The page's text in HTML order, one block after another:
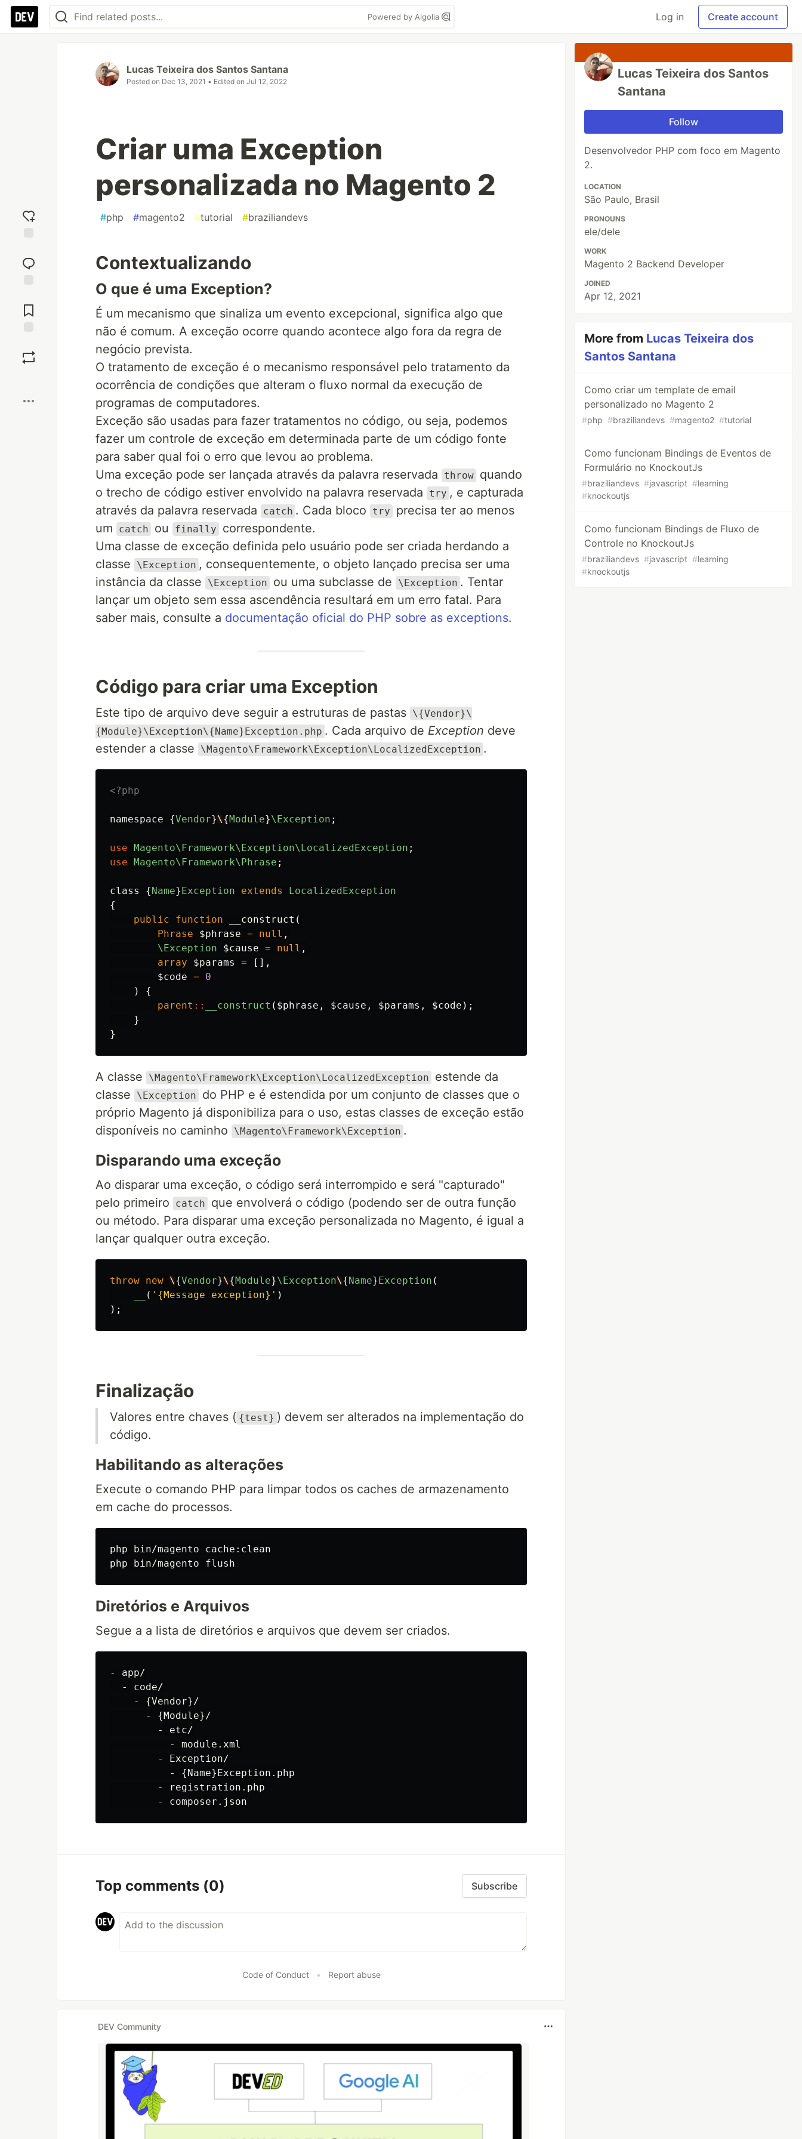
Powered by Algolia Log in Create account
reaction
Comments
Lucas Teixeira dos Santos Santana
Posted on Dec 13, 2021 • Edited on Jul 12, 2022
Criar uma Exception
personalizada no Magento 2
#php #magento2 #tutorial #braziliandevs
Contextualizando
O que é uma Exception?
É um mecanismo que sinaliza um evento excepcional, significa algo que
não é comum. A exceção ocorre quando acontece algo fora da regra de
negócio prevista.
O tratamento de exceção é o mecanismo responsável pelo tratamento da
ocorrência de condições que alteram o fluxo normal da execução de
programas de computadores.
Exceção são usadas para fazer tratamentos no código, ou seja, podemos
fazer um controle de exceção em determinada parte de um código fonte
para saber qual foi o erro que levou ao problema.
Uma exceção pode ser lançada através da palavra reservada
throw quando
o trecho de código estiver envolvido na palavra reservada
try , e capturada
através da palavra reservada
catch . Cada bloco try
precisa ter ao menos
um
catch ou finally
correspondente.
Uma classe de exceção definida pelo usuário pode ser criada herdando a
classe
\Exception , consequentemente, o objeto lançado precisa ser uma
instância da classe
\Exception ou uma subclasse de \Exception . Tentar
lançar um objeto sem essa ascendência resultará em um erro fatal. Para
saber mais, consulte a documentação oficial do PHP sobre as exceptions.
Código para criar uma Exception
Este tipo de arquivo deve seguir a estruturas de pastas \{Vendor}\
{Module}\Exception\{Name}Exception.php . Cada arquivo de Exception deve
estender a classe
\Magento\Framework\Exception\LocalizedException .
<?php
namespace {Vendor}\{Module}\Exception ;
use Magento\Framework\Exception\LocalizedException ;
use Magento\Framework\Phrase ;
class {Name}Exception extends
LocalizedException
{
public
function __construct (
Phrase
$phrase = null ,
\Exception
$cause = null ,
array
$params =
[],
$code =
0
)
{
parent :: __construct ( $phrase , $cause , $params , $code );
}
}
A classe \Magento\Framework\Exception\LocalizedException
estende da
classe
\Exception
do PHP e é estendida por um conjunto de classes que o
próprio Magento já disponibiliza para o uso, estas classes de exceção estão
disponíveis no caminho
\Magento\Framework\Exception .
Disparando uma exceção
Ao disparar uma exceção, o código será interrompido e será "capturado"
pelo primeiro
catch
que envolverá o código (podendo ser de outra função
ou método. Para disparar uma exceção personalizada no Magento, é igual a
lançar qualquer outra exceção.
throw new \{Vendor}\{Module}\Exception\{Name}Exception (
( '{Message exception}' )
);
Finalização
Valores entre chaves ( {test} ) devem ser alterados na implementação do
código.
Habilitando as alterações
Execute o comando PHP para limpar todos os caches de armazenamento
em cache do processos.
php bin/magento cache:clean
Diretórios e Arquivos
Segue a a lista de diretórios e arquivos que devem ser criados.
- app/
  - code/
    - {Vendor}/
      - {Module}/
        - etc/
          - module.xml
        - Exception/
          - {Name}Exception.php
        - registration.php
Top comments (0) Subscribe
Code of Conduct • Report abuse
DEV Community
Lucas Teixeira dos Santos
Santana
Follow
Desenvolvedor PHP com foco em Magento
2.
LOCATION
São Paulo, Brasil
PRONOUNS
ele/dele
WORK
Magento 2 Backend Developer
JOINED
Apr 12, 2021
More from Lucas Teixeira dos
Santos Santana
Como criar um template de email
personalizado no Magento 2
#php #braziliandevs #magento2 #tutorial
Como funcionam Bindings de Eventos de
Formulário no KnockoutJs
#braziliandevs #javascript #learning
#knockoutjs
Como funcionam Bindings de Fluxo de
Controle no KnockoutJs
#braziliandevs #javascript #learning
#knockoutjs